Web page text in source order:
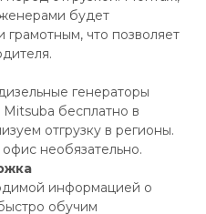
будет
грамотным, что позволяет
генераторы
бесплатно в
отгрузку в регионы.
необязательно.
информацией о
обучим